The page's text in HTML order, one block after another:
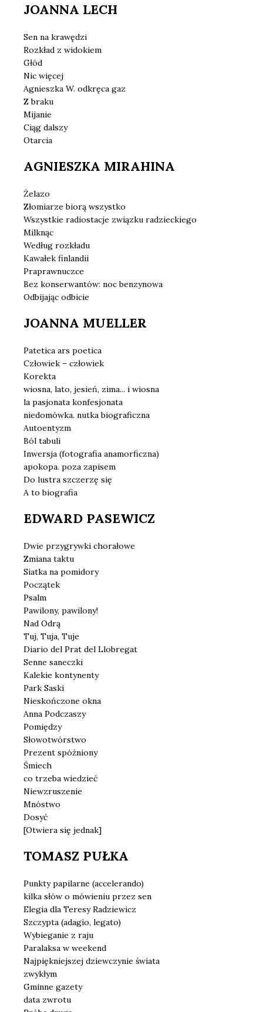
JOANNA LECH
Sen na krawędzi
Rozkład z widokiem
Głód
Nic więcej
Agnieszka W. odkręca gaz
Z braku
Mijanie
Ciąg dalszy
Otarcia
AGNIESZKA MIRAHINA
Żelazo
Złomiarze biorą wszystko
Wszystkie radiostacje związku radzieckiego
Milknąc
Według rozkładu
Kawałek finlandii
Praprawnuczce
Bez konserwantów: noc benzynowa
Odbijając odbicie
JOANNA MUELLER
Patetica ars poetica
Człowiek – człowiek
Korekta
wiosna, lato, jesień, zima... i wiosna
la pasjonata konfesjonata
niedomówka. nutka biograficzna
Autoentyzm
Ból tabuli
Inwersja (fotografia anamorficzna)
apokopa. poza zapisem
Do lustra szczerzę się
A to biografia
EDWARD PASEWICZ
Dwie przygrywki chorałowe
Zmiana taktu
Siatka na pomidory
Początek
Psalm
Pawilony, pawilony!
Nad Odrą
Tuj, Tuja, Tuje
Diario del Prat del Llobregat
Senne saneczki
Kalekie kontynenty
Park Saski
Nieskończone okna
Anna Podczaszy
Pomiędzy
Słowotwórstwo
Prezent spóźniony
Śmiech
co trzeba wiedzieć
Niewzruszenie
Mnóstwo
Dosyć
[Otwiera się jednak]
TOMASZ PUŁKA
Punkty papilarne (accelerando)
kilka słów o mówieniu przez sen
Elegia dla Teresy Radziewicz
Szczypta (adagio, legato)
Wybieganie z raju
Paralaksa w weekend
Najpiękniejszej dziewczynie świata
zwykłym
Gminne gazety
data zwrotu